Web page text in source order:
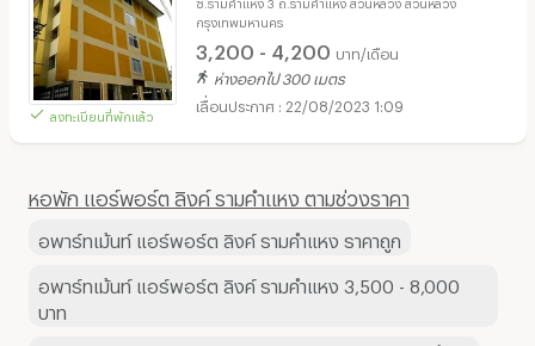
ลงทะเบียนที่พักแล้ว
กรุงเทพมหานคร
3,200 - 4,200 บาท/เดือน
ห่างออกไป 300 เมตร
22/08/2023 1:09
หอพัก แอร์พอร์ต ลิงค์ รามคำแหง ตามช่วงราคา
อพาร์ทเม้นท์ แอร์พอร์ต ลิงค์ รามคำแหง ราคาถูก
อพาร์ทเม้นท์ แอร์พอร์ต ลิงค์ รามคำแหง 3,500 - 8,000
บาท